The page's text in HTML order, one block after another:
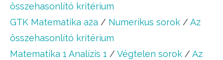
összehasonlító kritérium
GTK Matematika a2a / Numerikus sorok / Az
összehasonlító kritérium
Matematika 1 Analízis 1 / Végtelen sorok / Az